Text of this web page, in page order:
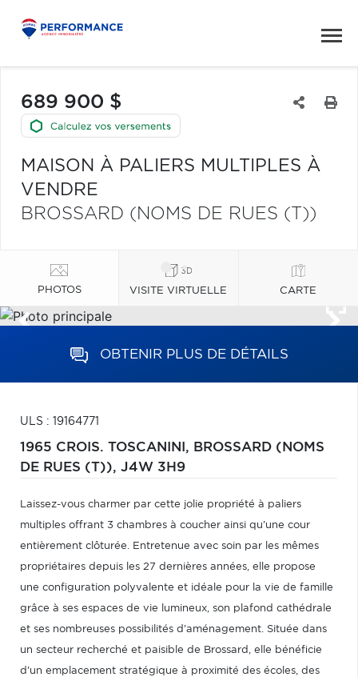
689 900 $
MAISON À PALIERS MULTIPLES À
VENDRE
BROSSARD (NOMS DE RUES (T))
PHOTOS VISITE VIRTUELLE CARTE
OBTENIR PLUS DE DÉTAILS
ULS : 19164771
1965 CROIS. TOSCANINI, BROSSARD (NOMS
DE RUES (T)), J4W 3H9
Laissez-vous charmer par cette jolie propriété à paliers
multiples offrant 3 chambres à coucher ainsi qu'une cour
entièrement clôturée. Entretenue avec soin par les mêmes
propriétaires depuis les 27 dernières années, elle propose
une configuration polyvalente et idéale pour la vie de famille
grâce à ses espaces de vie lumineux, son plafond cathédrale
et ses nombreuses possibilités d'aménagement. Située dans
un secteur recherché et paisible de Brossard, elle bénéficie
d'un emplacement stratégique à proximité des écoles, des